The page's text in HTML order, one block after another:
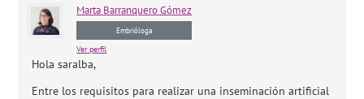
Marta Barranquero Gómez
Embrióloga
Ver perfil
Hola saralba,
Entre los requisitos para realizar una inseminación artificial